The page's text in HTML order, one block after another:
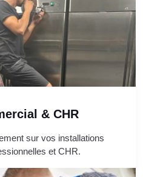
& CHR
sur vos installations
et CHR.